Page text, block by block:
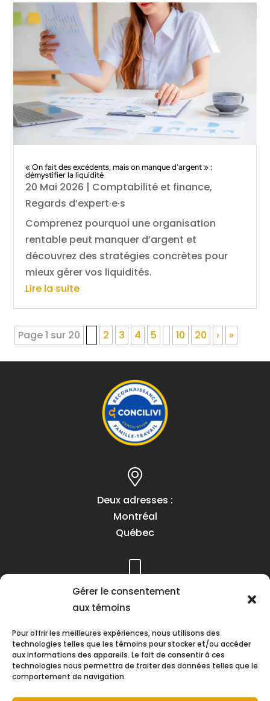
Gérer le consentement
aux témoins
Pour offrir les meilleures expériences, nous utilisons des
technologies telles que les témoins pour stocker et/ou accéder
aux informations des appareils. Le fait de consentir à ces
technologies nous permettra de traiter des données telles que le
comportement de navigation.
« On fait des excédents, mais on manque d’argent » :
démystifier la liquidité
20 Mai 2026 | Comptabilité et finance,
Regards d’expert·e·s
Comprenez pourquoi une organisation
rentable peut manquer d’argent et
découvrez des stratégies concrètes pour
mieux gérer vos liquidités.
Lire la suite
Page 1 sur 20 2 3 4 5 10 20 › »
Deux adresses :
Montréal
Québec
Téléphone :
(418) 622-1001
Heures d’ouverture :